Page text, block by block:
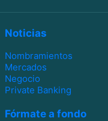
Noticias
Nombramientos
Mercados
Negocio
Private Banking
Fórmate a fondo